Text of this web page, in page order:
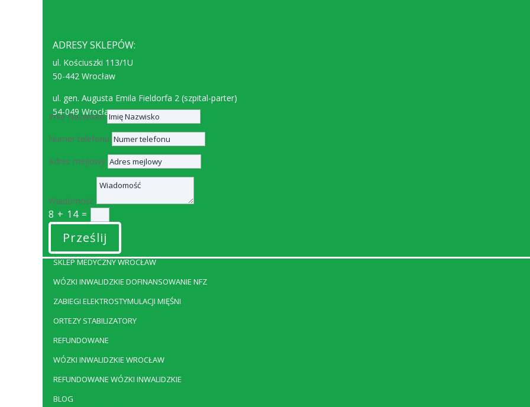
ADRESY SKLEPÓW:
ul. Kościuszki 113/1U
50-442 Wrocław
ul. gen. Augusta Emila Fieldorfa 2 (szpital-parter)
54-049 Wrocław
Imię Nazwisko
Numer telefonu
Adres mejlowy
Wiadomość
8 + 14 =
Prześlij
SKLEP MEDYCZNY WROCŁAW
WÓZKI INWALIDZKIE DOFINANSOWANIE NFZ
ZABIEGI ELEKTROSTYMULACJI MIĘŚNI
ORTEZY STABILIZATORY
REFUNDOWANE
WÓZKI INWALIDZKIE WROCŁAW
REFUNDOWANE WÓZKI INWALIDZKIE
BLOG